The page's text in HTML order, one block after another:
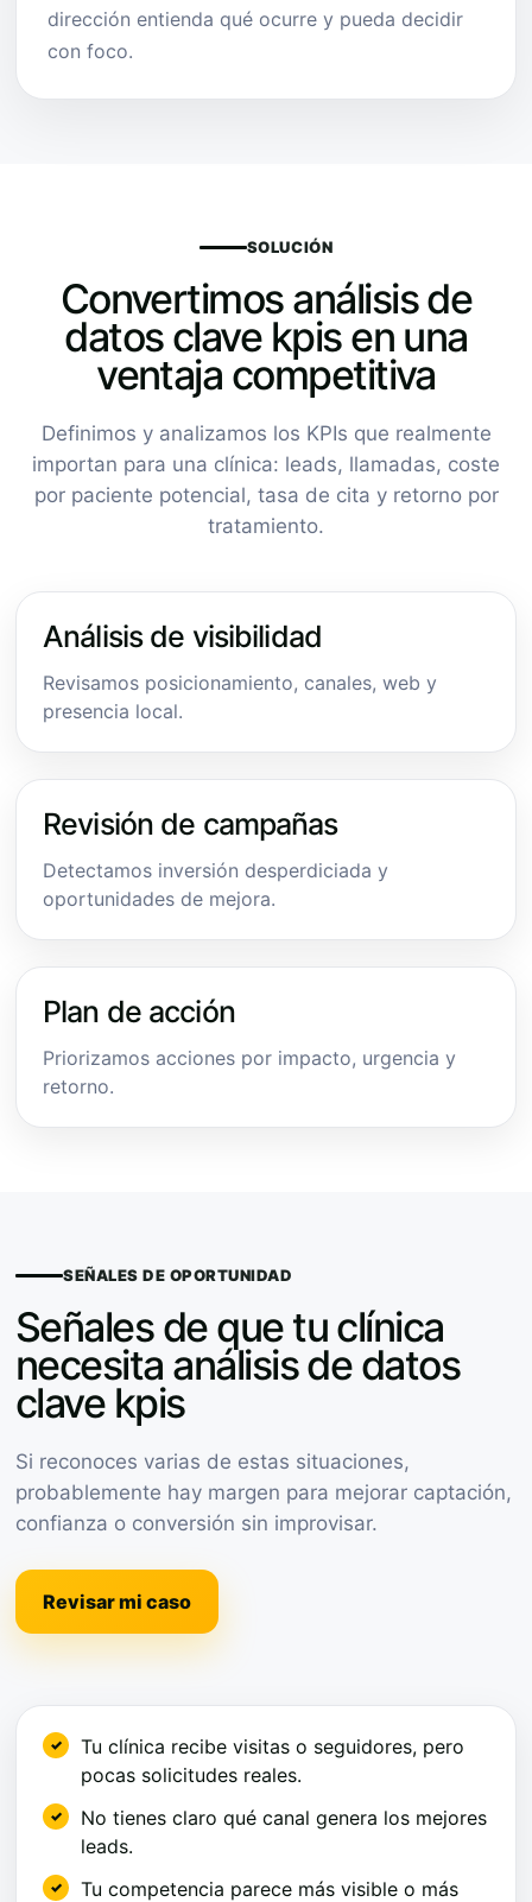
dirección entienda qué ocurre y pueda decidir
con foco.
SOLUCIÓN
Convertimos análisis de
datos clave kpis en una
ventaja competitiva
Definimos y analizamos los KPIs que realmente
importan para una clínica: leads, llamadas, coste
por paciente potencial, tasa de cita y retorno por
tratamiento.
Análisis de visibilidad
Revisamos posicionamiento, canales, web y
presencia local.
Revisión de campañas
Detectamos inversión desperdiciada y
oportunidades de mejora.
Plan de acción
Priorizamos acciones por impacto, urgencia y
retorno.
SEÑALES DE OPORTUNIDAD
Señales de que tu clínica
necesita análisis de datos
clave kpis
Si reconoces varias de estas situaciones,
probablemente hay margen para mejorar captación,
confianza o conversión sin improvisar.
Revisar mi caso
Tu clínica recibe visitas o seguidores, pero
pocas solicitudes reales.
No tienes claro qué canal genera los mejores
leads.
Tu competencia parece más visible o más